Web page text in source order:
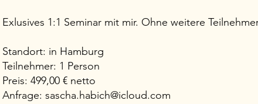
Exlusives 1:1 Seminar mit mir. Ohne weitere
Standort: in Hamburg
Teilnehmer: 1 Person
Preis: 499,00 € netto
Anfrage: sascha.habich@icloud.com